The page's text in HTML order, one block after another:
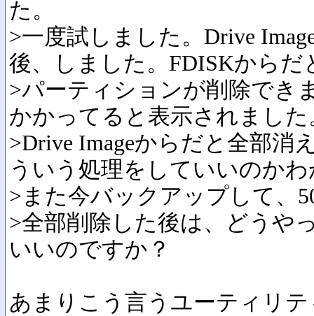
た。
>一度試しました。Drive
後、しました。FDISKからだ
>パーティションが削除でき
かかってると表示されました
>Drive Imageからだと全部消
ういう処理をしていいのか
>また今バックアップして、
>全部削除した後は、どうや
いいのですか？
あまりこう言うユーティリ